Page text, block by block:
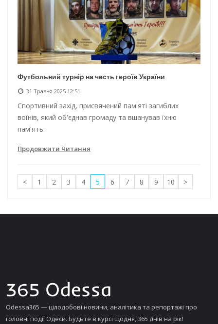
Футбольний турнір на честь героїв України
31 Травня 2025 12:51
Спортивний захід, присвячений пам'яті загиблих
воїнів, який об'єднав громаду та вшанував їхню
пам'ять.
Продовжити Читання
< 1 2 3 4 5 6 7 8 9 10 >
Odessa365 — цілодобові новини, аналітика та репортажі про
головні події Одеси. Будьте в курсі щодня, 365 днів на рік!